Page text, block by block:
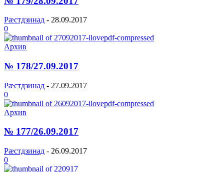
Рæстдзинад - 28.09.2017
0
Архив
№ 178/27.09.2017
Рæстдзинад - 27.09.2017
0
Архив
№ 177/26.09.2017
Рæстдзинад - 26.09.2017
0